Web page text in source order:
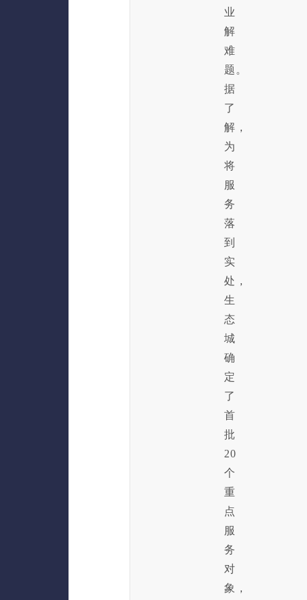
业
解
难
题。
据
了
解，
为
将
服
务
落
到
实
处，
生
态
城
确
定
了
首
批
20
个
重
点
服
务
对
象，